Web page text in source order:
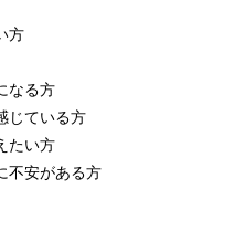
方
なる方
じている方
たい方
不安がある方